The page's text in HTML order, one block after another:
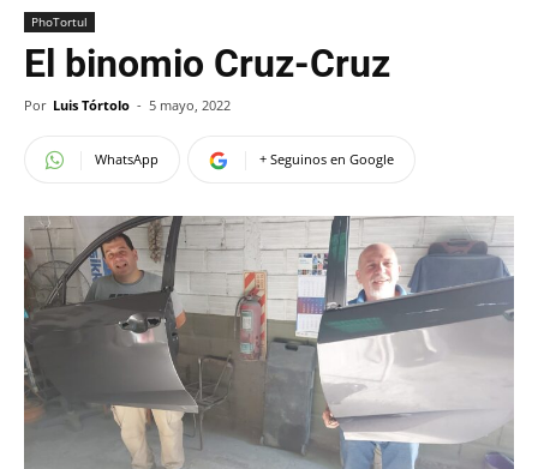
PhoTortul
El binomio Cruz-Cruz
Por Luis Tórtolo - 5 mayo, 2022
WhatsApp + Seguinos en Google